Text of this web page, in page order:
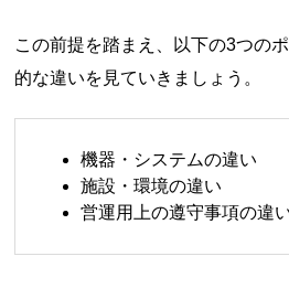
この前提を踏まえ、以下の3つの
的な違いを見ていきましょう。
機器・システムの違い
施設・環境の違い
営運用上の遵守事項の違